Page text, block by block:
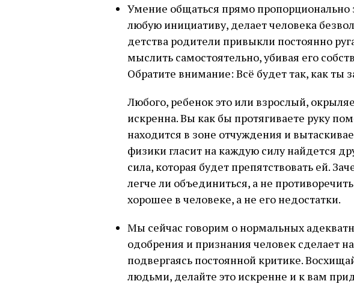
Умение общаться прямо пропорционально
любую инициативу, делает человека
детства родители привыкли постоянно
мыслить самостоятельно, убивая его
Обратите внимание: Всё будет так, как ты
Любого, ребенок это или взрослый,
искренна. Вы как бы протягиваете руку
находится в зоне отчуждения и
физики гласит на каждую силу найдется
сила, которая будет препятствовать ей.
легче ли объединиться, а не
хорошее в человеке, а не его недостатки.
Мы сейчас говорим о нормальных
одобрения и признания человек сделает
подвергаясь постоянной критике.
людьми, делайте это искренне и к вам